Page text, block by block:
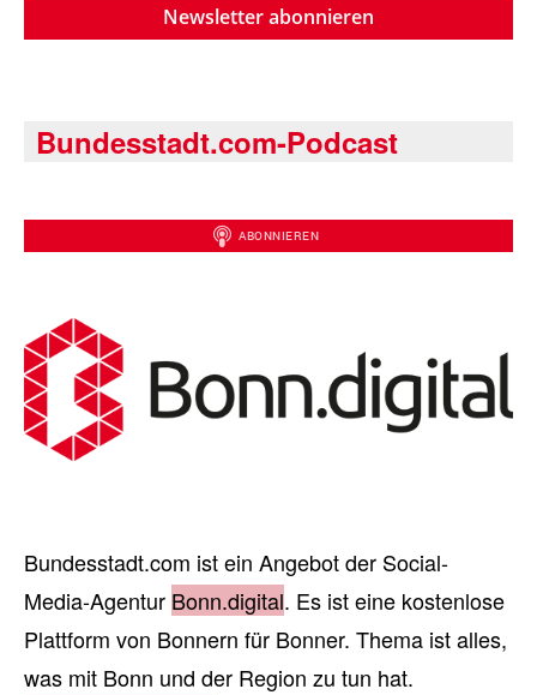
Newsletter abonnieren
Bundesstadt.com-Podcast
Bundesstadt.com ist ein Angebot der Social-
Media-Agentur Bonn.digital. Es ist eine kostenlose
Plattform von Bonnern für Bonner. Thema ist alles,
was mit Bonn und der Region zu tun hat.